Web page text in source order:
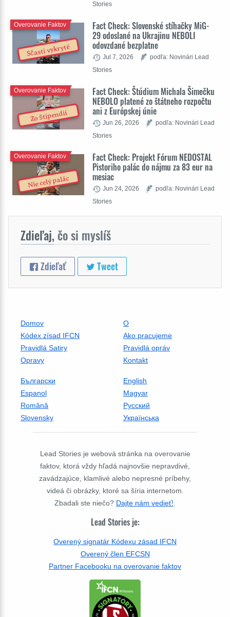
Stories
Sčasti vykryté
Fact Check: Slovenské stíhačky MiG-
29 odoslané na Ukrajinu NEBOLI
odovzdané bezplatne
Overovanie Faktov
Jul 7, 2026
podľa: Novinári Lead
Stories
Zo štipendií
Fact Check: Štúdium Michala Šimečku
NEBOLO platené zo štátneho rozpočtu
ani z Európskej únie
Overovanie Faktov
Jun 26, 2026
podľa: Novinári Lead
Stories
Nie celý palác
Fact Check: Projekt Fórum NEDOSTAL
Pistoriho palác do nájmu za 83 eur na
mesiac
Overovanie Faktov
Jun 24, 2026
podľa: Novinári Lead
Stories
Zdieľaj, čo si myslíš
Zdieľať Tweet
Domov
O
Kódex zísad IFCN
Ako pracujeme
Pravidlá Satiry
Pravidlá opráv
Opravy
Kontakt
Български
English
Espanol
Magyar
Română
Русский
Slovensky
Українська
Lead Stories je webová stránka na overovanie
faktov, ktorá vždy hľadá najnovšie nepravdivé,
zavádzajúce, klamlivé alebo nepresné príbehy,
videá či obrázky, ktoré sa šíria internetom.
Zbadali ste niečo? Dajte nám vedieť!.
Lead Stories je:
Overený signatár Kódexu zásad IFCN
Overený člen EFCSN
Partner Facebooku na overovanie faktov